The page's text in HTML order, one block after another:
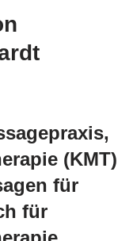
(KMT)
für
für